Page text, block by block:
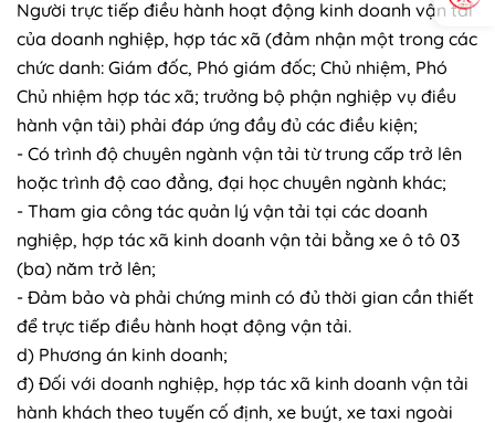
Người trực tiếp điều hành hoạt động kinh doanh vận tải
của doanh nghiệp, hợp tác xã (đảm nhận một trong các
chức danh: Giám đốc, Phó giám đốc; Chủ nhiệm, Phó
Chủ nhiệm hợp tác xã; trưởng bộ phận nghiệp vụ điều
hành vận tải) phải đáp ứng đầy đủ các điều kiện;
- Có trình độ chuyên ngành vận tải từ trung cấp trở lên
hoặc trình độ cao đẳng, đại học chuyên ngành khác;
- Tham gia công tác quản lý vận tải tại các doanh
nghiệp, hợp tác xã kinh doanh vận tải bằng xe ô tô 03
(ba) năm trở lên;
- Đảm bảo và phải chứng minh có đủ thời gian cần thiết
để trực tiếp điều hành hoạt động vận tải.
d) Phương án kinh doanh;
đ) Đối với doanh nghiệp, hợp tác xã kinh doanh vận tải
hành khách theo tuyến cố định, xe buýt, xe taxi ngoài